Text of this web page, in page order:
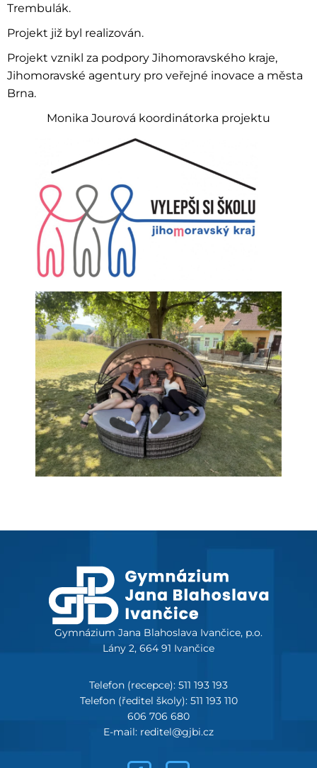
Trembulák.
Projekt již byl realizován.
Projekt vznikl za podpory Jihomoravského kraje,
Jihomoravské agentury pro veřejné inovace a města
Brna.
Monika Jourová koordinátorka projektu
Gymnázium Jana Blahoslava Ivančice, p.o.
Lány 2, 664 91 Ivančice
Telefon (recepce): 511 193 193
Telefon (ředitel školy): 511 193 110
606 706 680
E-mail: reditel@gjbi.cz